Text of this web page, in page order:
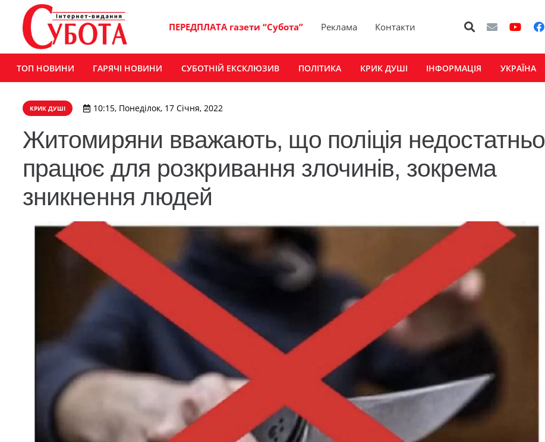
ПЕРЕДПЛАТА газети “Субота” Реклама Контакти
ТОП НОВИНИ ГАРЯЧІ НОВИНИ СУБОТНІЙ ЕКСКЛЮЗИВ ПОЛІТИКА КРИК ДУШІ ІНФОРМАЦІЯ УКРАЇНА
КРИК ДУШІ 10:15, Понеділок, 17 Січня, 2022
Житомиряни вважають, що поліція недостатньо
працює для розкривання злочинів, зокрема
зникнення людей